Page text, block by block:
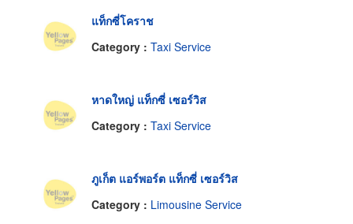
แท็กซี่โคราช
Category : Taxi Service
หาดใหญ่ แท็กซี่ เซอร์วิส
Category : Taxi Service
ภูเก็ต แอร์พอร์ต แท็กซี่ เซอร์วิส
Category : Limousine Service